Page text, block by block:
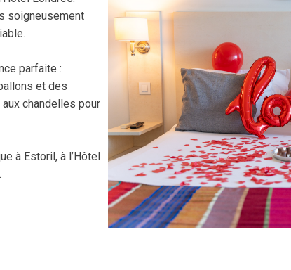
soigneusement
parfaite :
et des
chandelles pour
à Estoril, à l’Hôtel